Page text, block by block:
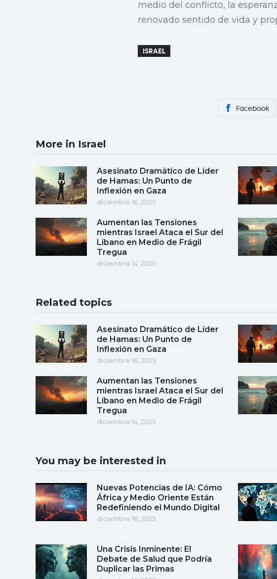
medio del conflicto, la
renovado sentido de vida y
ISRAEL
Facebook
More in Israel
Asesinato Dramático de Líder
de Hamas: Un Punto de
Inflexión en Gaza
diciembre 16, 2025
Aumentan las Tensiones
mientras Israel Ataca el Sur del
Líbano en Medio de Frágil
Tregua
diciembre 14, 2025
Related topics
Asesinato Dramático de Líder
de Hamas: Un Punto de
Inflexión en Gaza
diciembre 16, 2025
Aumentan las Tensiones
mientras Israel Ataca el Sur del
Líbano en Medio de Frágil
Tregua
diciembre 14, 2025
You may be interested in
Nuevas Potencias de IA: Cómo
África y Medio Oriente Están
Redefiniendo el Mundo Digital
diciembre 16, 2025
Una Crisis Inminente: El
Debate de Salud que Podría
Duplicar las Primas